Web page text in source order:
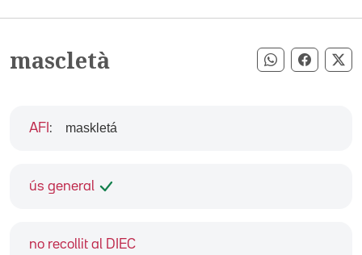
mascletà Compartir
ús general
no recollit al DIEC
AFI : maskletá